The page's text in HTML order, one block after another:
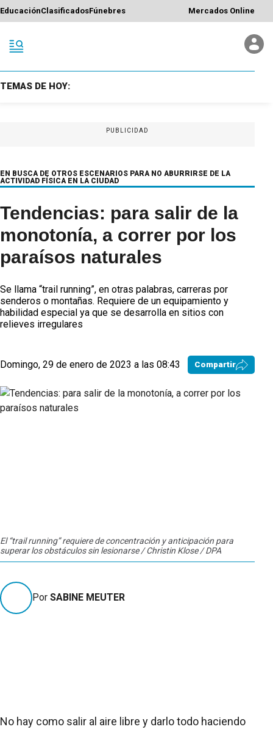
EducaciónClasificadosFúnebres Mercados Online
TEMAS DE HOY:
PUBLICIDAD
EN BUSCA DE OTROS ESCENARIOS PARA NO ABURRIRSE DE LA
ACTIVIDAD FÍSICA EN LA CIUDAD
Tendencias: para salir de la
monotonía, a correr por los
paraísos naturales
Se llama “trail running”, en otras palabras, carreras por
senderos o montañas. Requiere de un equipamiento y
habilidad especial ya que se desarrolla en sitios con
relieves irregulares
Domingo, 29 de enero de 2023 a las 08:43 Compartir
El “trail running” requiere de concentración y anticipación para
superar los obstáculos sin lesionarse / Christin Klose / DPA
Por SABINE MEUTER
No hay como salir al aire libre y darlo todo haciendo